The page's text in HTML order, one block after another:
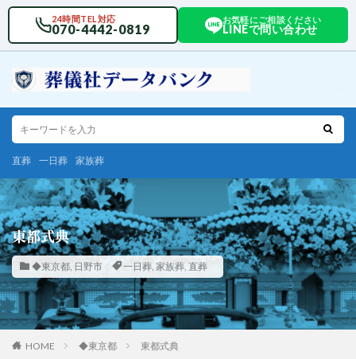
24時間TEL対応
070-4442-0819
お気軽にご相談ください
LINEで問い合わせ
直葬 一日葬 家族葬
東都式典
◆東京都, 日野市 一日葬, 家族葬, 直葬
HOME ◆東京都 東都式典